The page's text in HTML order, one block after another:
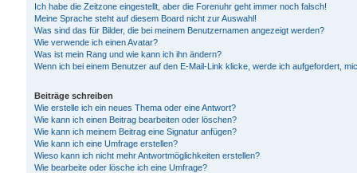
Ich habe die Zeitzone eingestellt, aber die Forenuhr geht immer noch falsch!
Meine Sprache steht auf diesem Board nicht zur Auswahl!
Was sind das für Bilder, die bei meinem Benutzernamen angezeigt werden?
Wie verwende ich einen Avatar?
Was ist mein Rang und wie kann ich ihn ändern?
Wenn ich bei einem Benutzer auf den E-Mail-Link klicke, werde ich aufgefordert,
Beiträge schreiben
Wie erstelle ich ein neues Thema oder eine Antwort?
Wie kann ich einen Beitrag bearbeiten oder löschen?
Wie kann ich meinem Beitrag eine Signatur anfügen?
Wie kann ich eine Umfrage erstellen?
Wieso kann ich nicht mehr Antwortmöglichkeiten erstellen?
Wie bearbeite oder lösche ich eine Umfrage?